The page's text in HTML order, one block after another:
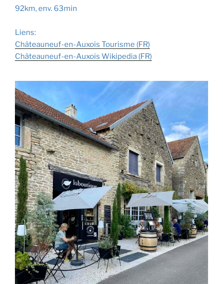
92km, env. 63min
Liens:
Châteauneuf-en-Auxois Tourisme (FR)
Châteauneuf-en-Auxois Wikipedia (FR)